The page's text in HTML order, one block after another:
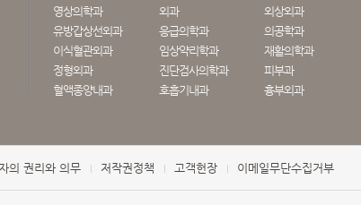
영상의학과
외과 외상외과
유방갑상선외과
응급의학과 의공학과
이식혈관외과
임상약리학과 재활의학과
정형외과
진단검사의학과 피부과
혈액종양내과
호흡기내과 흉부외과
의 권리와 의무 저작권정책 고객헌장 이메일무단수집거부